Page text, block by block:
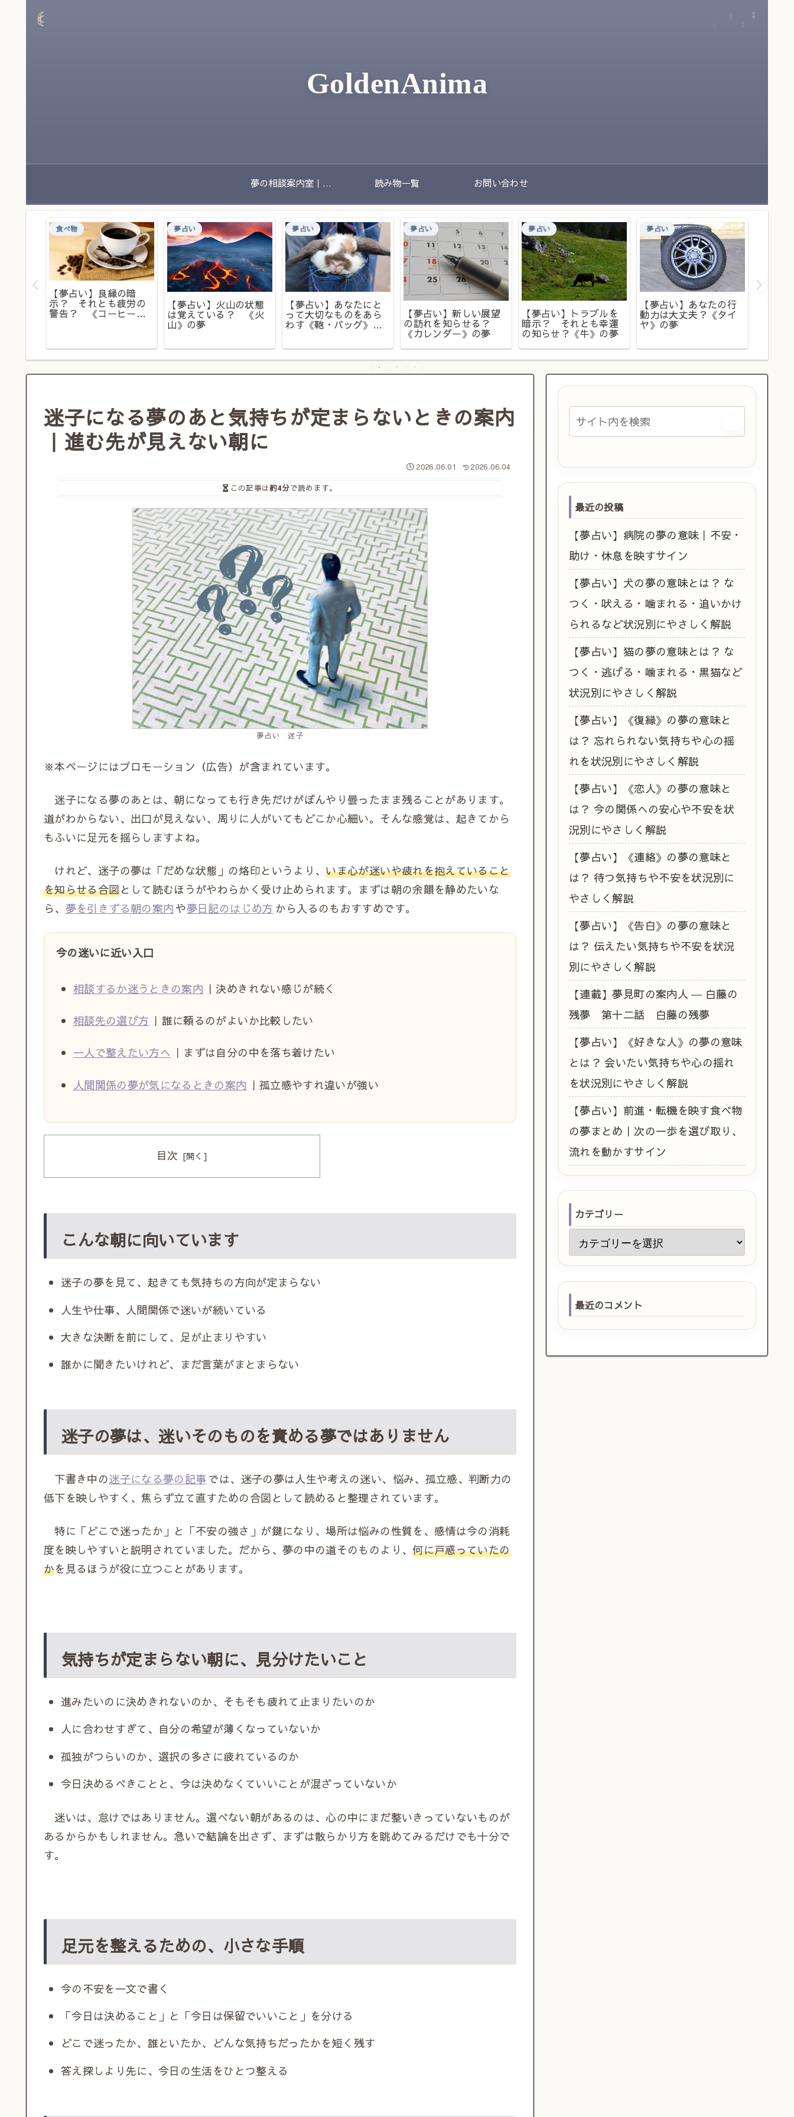
GoldenAnima
夢の相談案内室｜夢のあとに残る不安や迷いをやさしく整理する場所 読み物一覧 お問い合わせ
食べ物
【夢占い】良縁の暗
示？ それとも疲労の
警告？ 《コーヒー》
夢占い
【夢占い】火山の状態
は覚えている？ 《火
山》の夢
夢占い
【夢占い】あなたにと
って大切なものをあら
わす《鞄・バッグ》の
夢占い
【夢占い】新しい展望
の訪れを知らせる？
《カレンダー》の夢
夢占い
【夢占い】トラブルを
暗示？ それとも幸運
の知らせ？《牛》の夢
夢占い
【夢占い】あなたの行
動力は大丈夫？《タイ
ヤ》の夢
【夢占
迷子になる夢のあと気持ちが定まらないときの案内
｜進む先が見えない朝に
2026.06.01 2026.06.04
この記事は約4分で読めます。
夢占い 迷子
※本ページにはプロモーション（広告）が含まれています。
迷子になる夢のあとは、朝になっても行き先だけがぼんやり曇ったまま残ることがあります。
道がわからない、出口が見えない、周りに人がいてもどこか心細い。そんな感覚は、起きてから
もふいに足元を揺らしますよね。
けれど、迷子の夢は「だめな状態」の烙印というより、いま心が迷いや疲れを抱えていること
を知らせる合図として読むほうがやわらかく受け止められます。まずは朝の余韻を静めたいな
ら、 夢を引きずる朝の案内 や夢日記のはじめ方 から入るのもおすすめです。
今の迷いに近い入口
相談するか迷うときの案内 ｜決めきれない感じが続く
相談先の選び方 ｜誰に頼るのがよいか比較したい
一人で整えたい方へ ｜まずは自分の中を落ち着けたい
人間関係の夢が気になるときの案内 ｜孤立感やすれ違いが強い
目次
こんな朝に向いています
迷子の夢を見て、起きても気持ちの方向が定まらない
人生や仕事、人間関係で迷いが続いている
大きな決断を前にして、足が止まりやすい
誰かに聞きたいけれど、まだ言葉がまとまらない
迷子の夢は、迷いそのものを責める夢ではありません
下書き中の迷子になる夢の記事 では、迷子の夢は人生や考えの迷い、悩み、孤立感、判断力の
低下を映しやすく、焦らず立て直すための合図として読めると整理されています。
特に「どこで迷ったか」と「不安の強さ」が鍵になり、場所は悩みの性質を、感情は今の消耗
度を映しやすいと説明されていました。だから、夢の中の道そのものより、何に戸惑っていたの
かを見るほうが役に立つことがあります。
気持ちが定まらない朝に、見分けたいこと
進みたいのに決めきれないのか、そもそも疲れて止まりたいのか
人に合わせすぎて、自分の希望が薄くなっていないか
孤独がつらいのか、選択の多さに疲れているのか
今日決めるべきことと、今は決めなくていいことが混ざっていないか
迷いは、怠けではありません。選べない朝があるのは、心の中にまだ整いきっていないものが
あるからかもしれません。急いで結論を出さず、まずは散らかり方を眺めてみるだけでも十分で
す。
足元を整えるための、小さな手順
今の不安を一文で書く
「今日は決めること」と「今日は保留でいいこと」を分ける
どこで迷ったか、誰といたか、どんな気持ちだったかを短く残す
答え探しより先に、今日の生活をひとつ整える
最近の投稿
【夢占い】病院の夢の意味｜不安・
助け・休息を映すサイン
【夢占い】犬の夢の意味とは？ な
つく・吠える・噛まれる・追いかけ
られるなど状況別にやさしく解説
【夢占い】猫の夢の意味とは？ な
つく・逃げる・噛まれる・黒猫など
状況別にやさしく解説
【夢占い】《復縁》の夢の意味と
は？ 忘れられない気持ちや心の揺
れを状況別にやさしく解説
【夢占い】《恋人》の夢の意味と
は？ 今の関係への安心や不安を状
況別にやさしく解説
【夢占い】《連絡》の夢の意味と
は？ 待つ気持ちや不安を状況別に
やさしく解説
【夢占い】《告白》の夢の意味と
は？ 伝えたい気持ちや不安を状況
別にやさしく解説
【連載】夢見町の案内人 ― 白藤の
残夢 第十二話 白藤の残夢
【夢占い】《好きな人》の夢の意味
とは？ 会いたい気持ちや心の揺れ
を状況別にやさしく解説
【夢占い】前進・転機を映す食べ物
の夢まとめ｜次の一歩を選び取り、
流れを動かすサイン
カテゴリー
最近のコメント